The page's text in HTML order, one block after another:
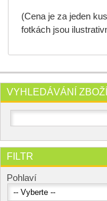
(Cena je za jeden
fotkách jsou
VYHLEDÁVÁNÍ ZBOŽÍ
FILTR
Pohlaví